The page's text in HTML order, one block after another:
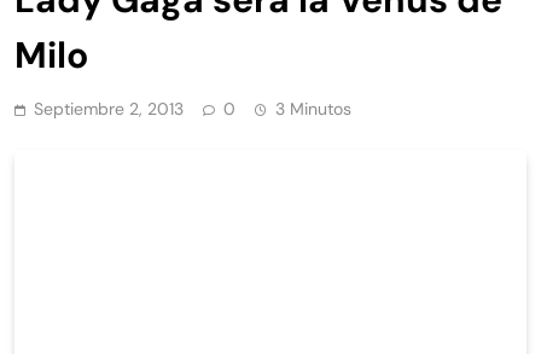
Milo
Septiembre 2, 2013 0 3 Minutos